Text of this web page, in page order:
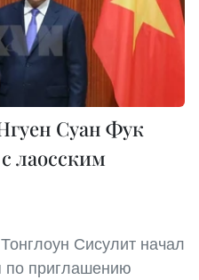
Суан Фук
лаосским
Сисулит начал
по приглашению